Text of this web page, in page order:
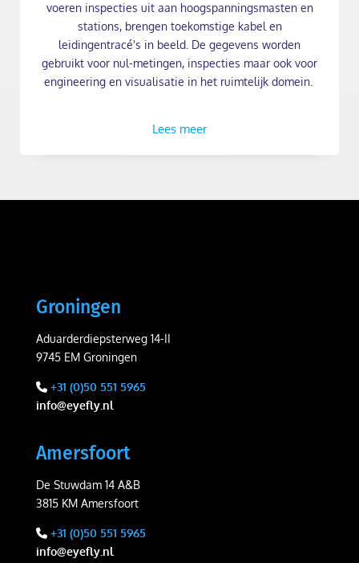
voeren inspecties uit aan hoogspanningsmasten en
stations, brengen toekomstige kabel en
leidingentracé's in beeld. De gegevens worden
gebruikt voor nul-metingen, inspecties maar ook voor
engineering en visualisatie in het ruimtelijk domein.
Lees meer
Groningen
Aduarderdiepsterweg 14-II
9745 EM Groningen
+31 (0)50 551 5965
info@eyefly.nl
Amersfoort
De Stuwdam 14 A&B
3815 KM Amersfoort
+31 (0)50 551 5965
info@eyefly.nl